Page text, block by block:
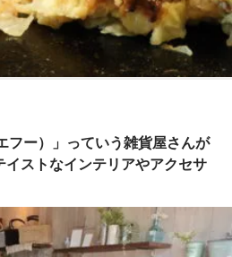
フー）」っていう雑貨屋さんが
イストなインテリアやアクセサ